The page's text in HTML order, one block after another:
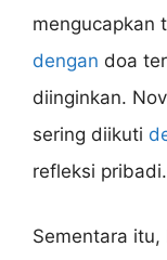
mengucapkan
dengan doa
diinginkan.
sering diikuti
refleksi pribadi.
Sementara itu,